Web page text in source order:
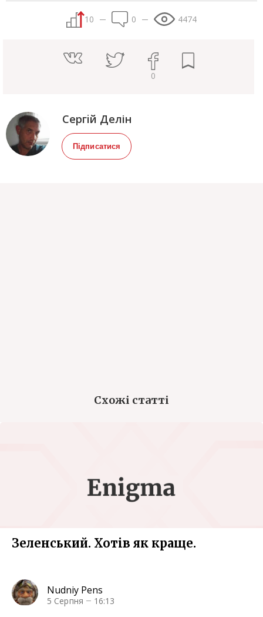
10 0 4474
0
Сергiй Делін
Підписатися
Схожі статті
Зеленський. Хотів як краще.
Nudniy Pens
5 Серпня 16:13